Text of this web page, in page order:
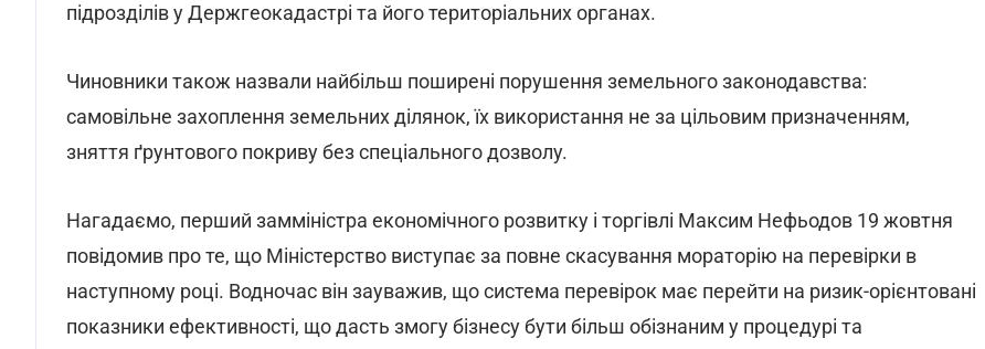
підрозділів у Держгеокадастрі та його територіальних органах.
Чиновники також назвали найбільш поширені порушення земельного законодавства:
самовільне захоплення земельних ділянок, їх використання не за цільовим призначенням,
зняття ґрунтового покриву без спеціального дозволу.
Нагадаємо, перший замміністра економічного розвитку і торгівлі Максим Нефьодов 19 жовтня
повідомив про те, що Міністерство виступає за повне скасування мораторію на перевірки в
наступному році. Водночас він зауважив, що система перевірок має перейти на ризик-орієнтовані
показники ефективності, що дасть змогу бізнесу бути більш обізнаним у процедурі та